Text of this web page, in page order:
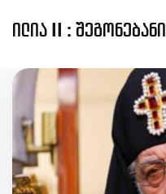
ილია II : შეგონებანი